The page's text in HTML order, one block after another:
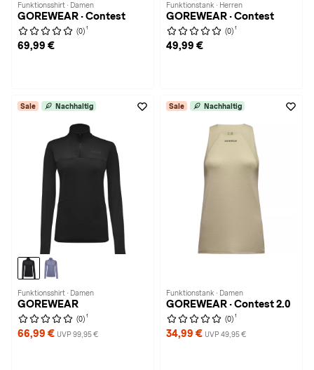
Funktionsshirt · Damen
GOREWEAR · Contest
(0) 1
69,99 €
Funktionstank · Herren
GOREWEAR · Contest
(0) 1
49,99 €
Sale Nachhaltig
Funktionsshirt · Damen
GOREWEAR
(0) 1
66,99 € UVP 99,95 €
Sale Nachhaltig
Funktionstank · Damen
GOREWEAR · Contest 2.0
(0) 1
34,99 € UVP 49,95 €